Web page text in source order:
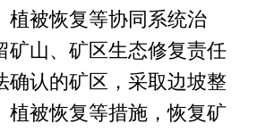
植被恢复等协同系统治
矿山、矿区生态修复责任
确认的矿区，采取边坡整
植被恢复等措施，恢复矿